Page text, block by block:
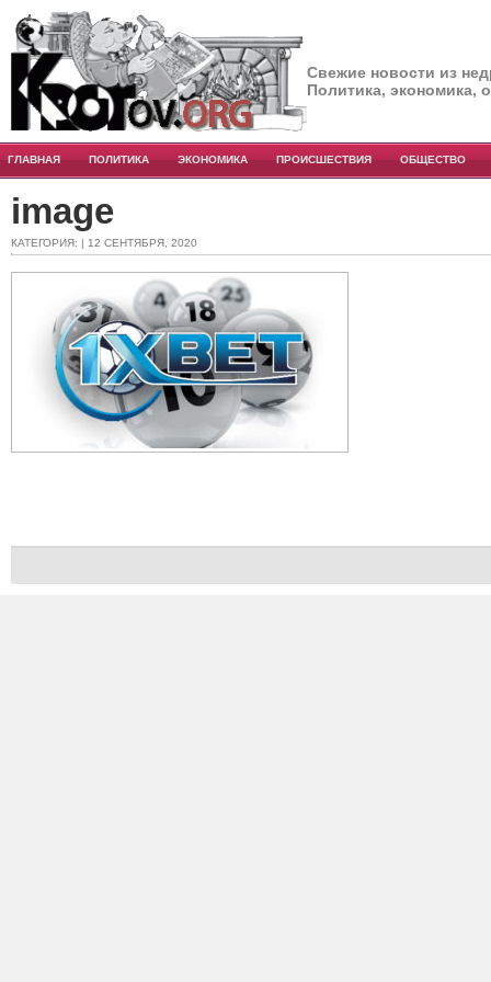
Свежие новости из
Политика, экономика,
ГЛАВНАЯ ПОЛИТИКА ЭКОНОМИКА ПРОИСШЕСТВИЯ ОБЩЕСТВО
image
КАТЕГОРИЯ: | 12 СЕНТЯБРЯ, 2020